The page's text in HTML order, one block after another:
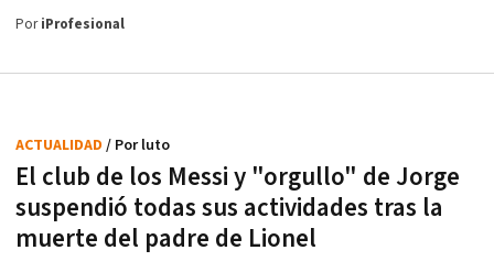
PoriProfesional
El club de los Messi y "orgullo" de Jorge
suspendió todas sus actividades tras la
muerte del padre de Lionel
ACTUALIDAD / Por luto